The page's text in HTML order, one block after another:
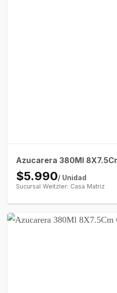
Azucarera 380Ml
$5.990/ Unidad
Sucursal Weitzler: Casa Matriz